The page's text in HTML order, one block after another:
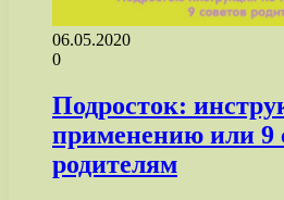
06.05.2020
0
Подросток:
применению или 9
родителям